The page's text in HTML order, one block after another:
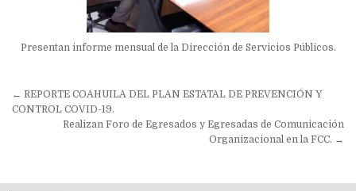
Presentan informe mensual de la Dirección de Servicios Públicos.
Navegación
de
entradas
← REPORTE COAHUILA DEL PLAN ESTATAL DE PREVENCIÓN Y
CONTROL COVID-19.
Realizan Foro de Egresados y Egresadas de Comunicación
Organizacional en la FCC. →